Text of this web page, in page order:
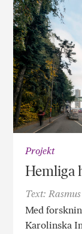
Projekt
Hemliga
Text:
Med
Karolinska